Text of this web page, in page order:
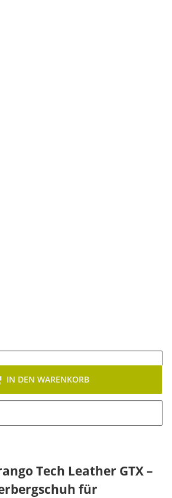
IN DEN WARENKORB
Wählen Sie bitte die
Tech Leather GTX –
für